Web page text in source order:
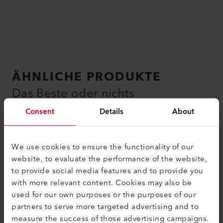
Consent Details About
We use cookies to ensure the functionality of our
website, to evaluate the performance of the website,
to provide social media features and to provide you
with more relevant content. Cookies may also be
used for our own purposes or the purposes of our
partners to serve more targeted advertising and to
measure the success of those advertising campaigns.
ÄHNLICHE PRODUKTE
Das Beste oder nichts